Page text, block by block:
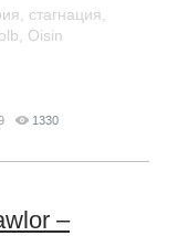
, стагнация,
, Oisin
1330
–